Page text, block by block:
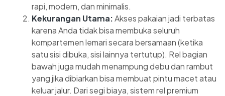
rapi, modern, dan minimalis.
Kekurangan Utama:Akses pakaian jadi terbatas
karena Anda tidak bisa membuka seluruh
kompartemen lemari secara bersamaan (ketika
satu sisi dibuka, sisi lainnya tertutup). Rel bagian
bawah juga mudah menampung debu dan rambut
yang jika dibiarkan bisa membuat pintu macet atau
keluar jalur. Dari segi biaya, sistem rel premium